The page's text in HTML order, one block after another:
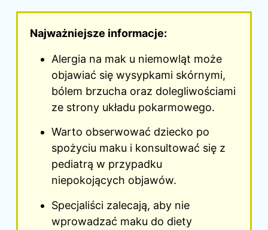
Najważniejsze informacje:
Alergia na mak u niemowląt może
objawiać się wysypkami skórnymi,
bólem brzucha oraz dolegliwościami
ze strony układu pokarmowego.
Warto obserwować dziecko po
spożyciu maku i konsultować się z
pediatrą w przypadku
niepokojących objawów.
Specjaliści zalecają, aby nie
wprowadzać maku do diety